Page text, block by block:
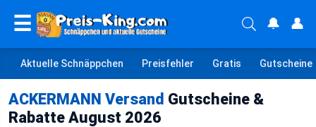
☰ 🔔 👤
Aktuelle Schnäppchen Preisfehler Gratis Gutscheine
ACKERMANN Versand Gutscheine &
Rabatte August 2026